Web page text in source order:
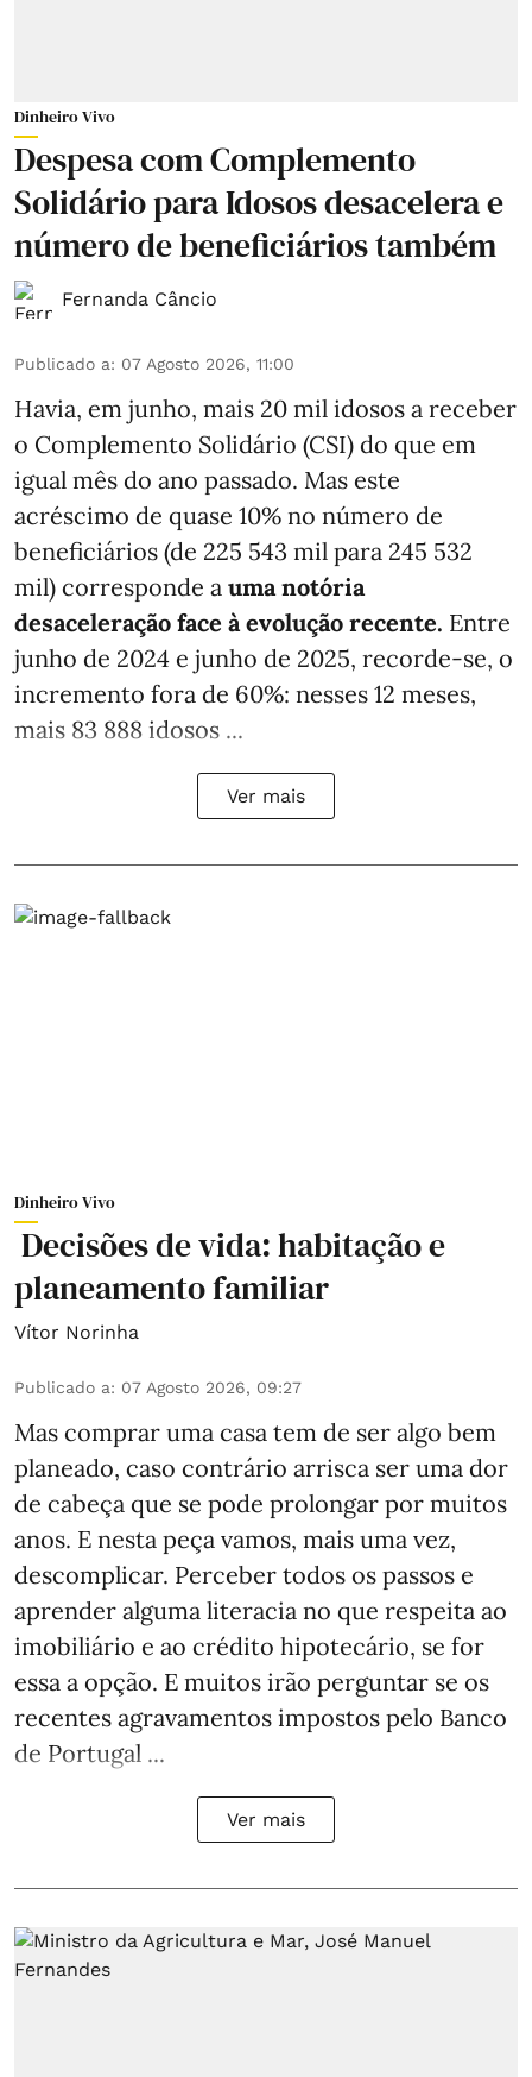
Dinheiro Vivo
Despesa com Complemento
Solidário para Idosos desacelera e
número de beneficiários também
Fernanda Câncio
Publicado a: 07 Agosto 2026, 11:00
Havia, em junho, mais 20 mil idosos a receber
o Complemento Solidário (CSI) do que em
igual mês do ano passado. Mas este
acréscimo de quase 10% no número de
beneficiários (de 225 543 mil para 245 532
mil) corresponde a uma notória
desaceleração face à evolução recente. Entre
junho de 2024 e junho de 2025, recorde-se, o
incremento fora de 60%: nesses 12 meses,
mais 83 888 idosos ...
Ver mais
Dinheiro Vivo
Decisões de vida: habitação e
planeamento familiar
Vítor Norinha
Publicado a: 07 Agosto 2026, 09:27
Mas comprar uma casa tem de ser algo bem
planeado, caso contrário arrisca ser uma dor
de cabeça que se pode prolongar por muitos
anos. E nesta peça vamos, mais uma vez,
descomplicar. Perceber todos os passos e
aprender alguma literacia no que respeita ao
imobiliário e ao crédito hipotecário, se for
essa a opção. E muitos irão perguntar se os
recentes agravamentos impostos pelo Banco
de Portugal ...
Ver mais